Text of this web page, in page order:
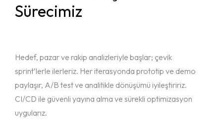
Sürecimiz
Hedef, pazar ve rakip analizleriyle başlar; çevik
sprint’lerle ilerleriz. Her iterasyonda prototip ve demo
paylaşır, A/B test ve analitikle dönüşümü iyileştiririz.
CI/CD ile güvenli yayına alma ve sürekli optimizasyon
uygularız.